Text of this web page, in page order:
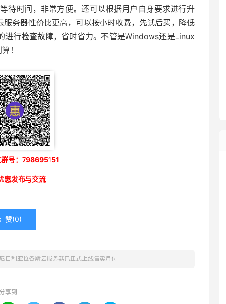
待时间，非常方便。还可以根据用户自身要求进行升
务器性价比更高，可以按小时收费，先试后买，降低
进行检查故障，省时省力。不管是Windows还是Linux
！
群号：798695151
惠发布与交流
赞(0)
尼日利亚拉各斯云服务器已正式上线售卖月付
分享到